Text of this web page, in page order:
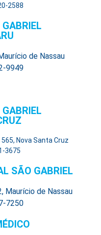
2588
de Nassau
9949
Nova Santa Cruz
3675
SÃO GABRIEL
Maurício de Nassau
7250